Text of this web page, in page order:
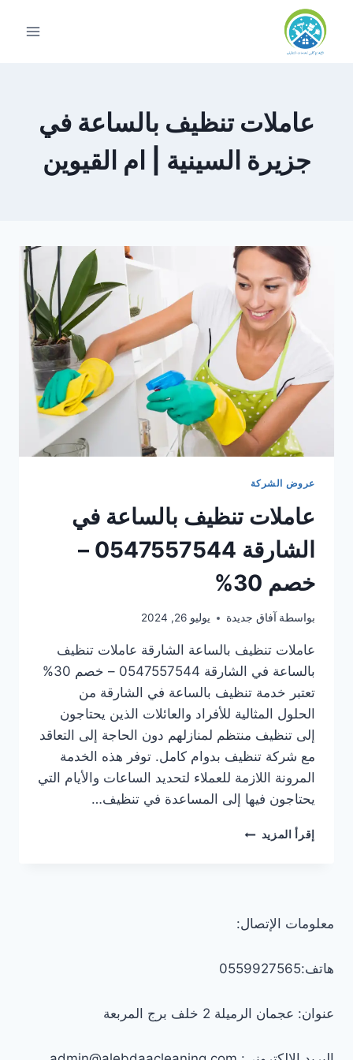
التجاوز
المحتوى
عاملات تنظيف بالساعة في
جزيرة السينية | ام القيوين
عروض الشركة
عاملات تنظيف بالساعة في
الشارقة 0547557544 –
خصم 30%
بواسطة آفاق جديدة يوليو 26, 2024
عاملات تنظيف بالساعة الشارقة عاملات تنظيف
بالساعة في الشارقة 0547557544 – خصم 30%
تعتبر خدمة تنظيف بالساعة في الشارقة من
الحلول المثالية للأفراد والعائلات الذين يحتاجون
إلى تنظيف منتظم لمنازلهم دون الحاجة إلى التعاقد
مع شركة تنظيف بدوام كامل. توفر هذه الخدمة
المرونة اللازمة للعملاء لتحديد الساعات والأيام التي
يحتاجون فيها إلى المساعدة في تنظيف…
إقرأ المزيد عاملات
–
30%
معلومات الإتصال:
هاتف:0559927565
عنوان: عجمان الرميلة 2 خلف برج المربعة